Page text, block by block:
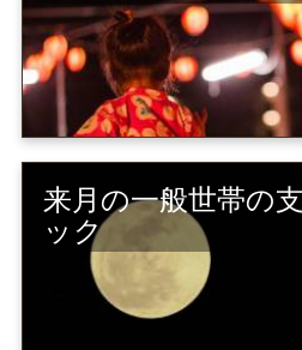
来月の一般世帯の
ック